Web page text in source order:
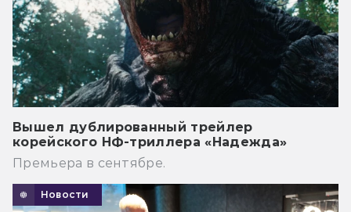
Вышел дублированный трейлер
корейского НФ-триллера «Надежда»
Премьера в сентябре.
Новости